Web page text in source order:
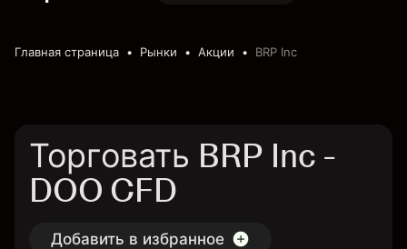
Главная страница Рынки Акции BRP Inc
Торговать BRP Inc -
DOO CFD
Добавить в избранное